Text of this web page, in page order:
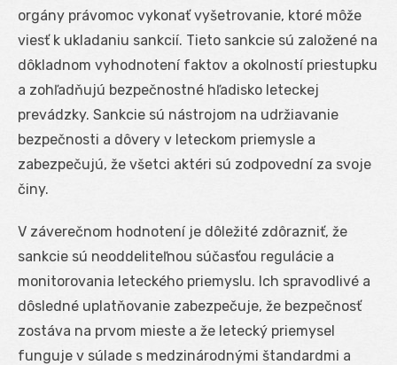
orgány právomoc vykonať vyšetrovanie, ktoré môže
viesť k ukladaniu sankcií. Tieto sankcie sú založené na
dôkladnom vyhodnotení faktov a okolností priestupku
a zohľadňujú bezpečnostné hľadisko leteckej
prevádzky. Sankcie sú nástrojom na udržiavanie
bezpečnosti a dôvery v leteckom priemysle a
zabezpečujú, že všetci aktéri sú zodpovední za svoje
činy.
V záverečnom hodnotení je dôležité zdôrazniť, že
sankcie sú neoddeliteľnou súčasťou regulácie a
monitorovania leteckého priemyslu. Ich spravodlivé a
dôsledné uplatňovanie zabezpečuje, že bezpečnosť
zostáva na prvom mieste a že letecký priemysel
funguje v súlade s medzinárodnými štandardmi a